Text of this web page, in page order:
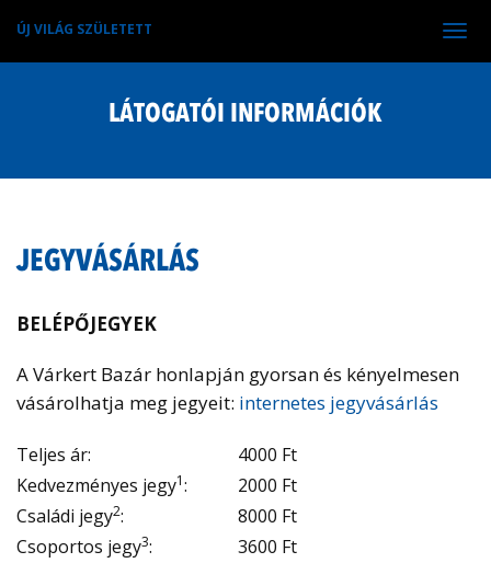
ÚJ VILÁG SZÜLETETT
LÁTOGATÓI INFORMÁCIÓK
JEGYVÁSÁRLÁS
BELÉPŐJEGYEK
A Várkert Bazár honlapján gyorsan és kényelmesen
vásárolhatja meg jegyeit: internetes jegyvásárlás
Teljes ár:
4000 Ft
Kedvezményes jegy1:
2000 Ft
Családi jegy2:
8000 Ft
Csoportos jegy3: 3600 Ft